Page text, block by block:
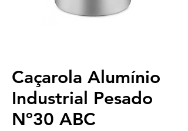
Caçarola Alumínio
Industrial Pesado
Nº30 ABC